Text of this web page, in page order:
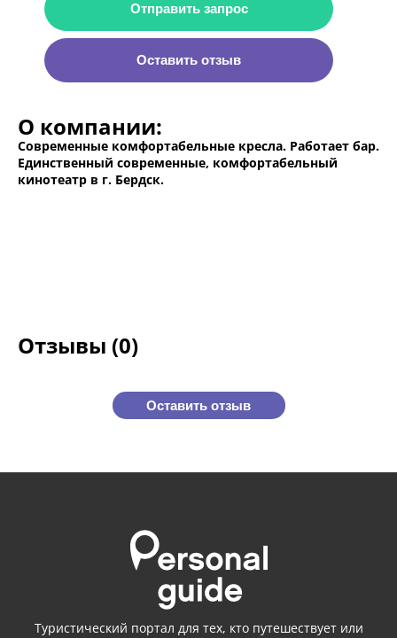
Отправить запрос
Оставить отзыв
О компании:
Современные комфортабельные кресла. Работает бар.
Единственный современные, комфортабельный
кинотеатр в г. Бердск.
Отзывы (0)
Оставить отзыв
Туристический портал для тех, кто путешествует или